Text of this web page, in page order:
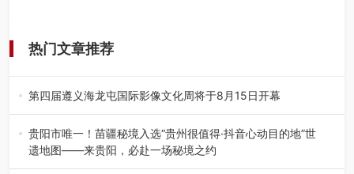
热门文章推荐
第四届遵义海龙屯国际影像文化周将于8月15日开幕
8月7日，第四届遵义海龙屯国际影像文化周媒体通气会在世
界文化遗产地海龙屯核心景区…
贵阳市唯一！苗疆秘境入选“贵州很值得·抖音心动目的地”世
遗地图——来贵阳，必赴一场秘境之约
2026年7月21日，2026年“贵州很值得”暨抖音“心动目的